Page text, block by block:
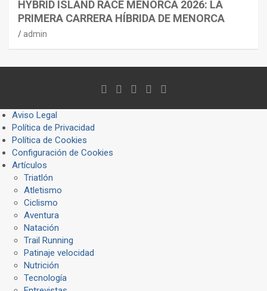
HYBRID ISLAND RACE MENORCA 2026: LA
PRIMERA CARRERA HÍBRIDA DE MENORCA
admin
Aviso Legal
Política de Privacidad
Política de Cookies
Configuración de Cookies
Artículos
Triatlón
Atletismo
Ciclismo
Aventura
Natación
Trail Running
Patinaje velocidad
Nutrición
Tecnología